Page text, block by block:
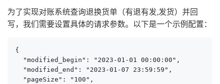
为了实现对账系统查询退换货单（有退有发,发货）并回
写，我们需要设置具体的请求参数。以下是一个示例配置：
{
  "modified_begin": "2023-01-01 00:00:00",
  "modified_end": "2023-01-07 23:59:59",
  "pageSize": "100",